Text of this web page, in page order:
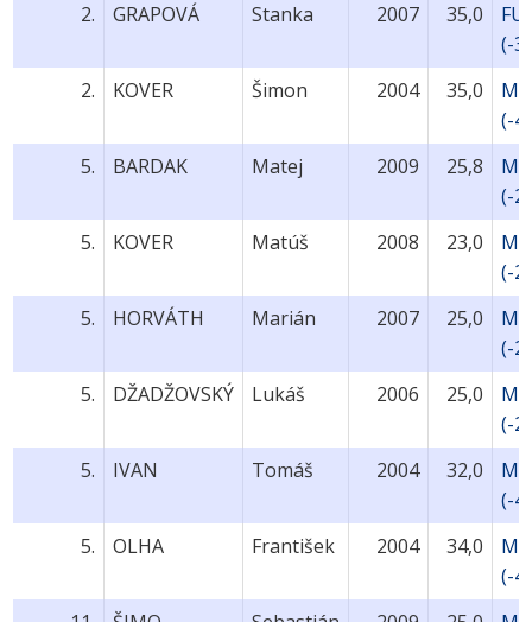
2.
GRAPOVÁ Stanka 2007 35,0
(-
2.
KOVER Šimon 2004 35,0
(-
5.
BARDAK Matej 2009 25,8
(-
5.
KOVER Matúš 2008 23,0
(-
5.
HORVÁTH Marián 2007 25,0
(-
5.
DŽADŽOVSKÝ Lukáš 2006 25,0
(-
5.
IVAN Tomáš 2004 32,0
(-
5.
OLHA František 2004 34,0
(-